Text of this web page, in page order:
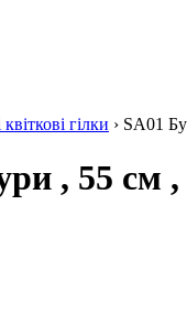
гілки › SA01
, 55 см ,